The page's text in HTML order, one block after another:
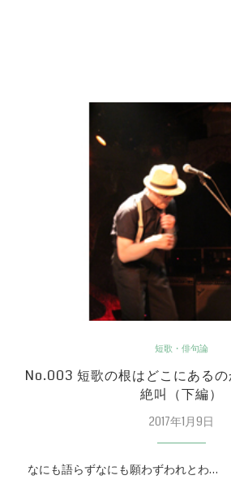
短歌・俳句論
No.003 短歌の根はどこにある
絶叫（下編）
2017年1月9日
なにも語らずなにも願わずわれとわ…